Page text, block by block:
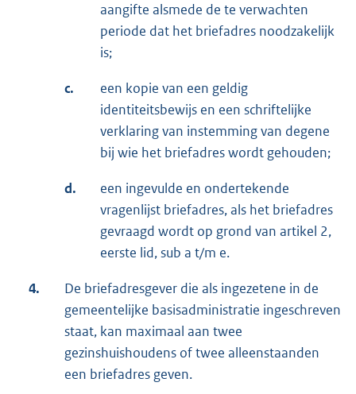
aangifte alsmede de te verwachten
periode dat het briefadres noodzakelijk
is;
c.
een kopie van een geldig
identiteitsbewijs en een schriftelijke
verklaring van instemming van degene
bij wie het briefadres wordt gehouden;
d.
een ingevulde en ondertekende
vragenlijst briefadres, als het briefadres
gevraagd wordt op grond van artikel 2,
eerste lid, sub a t/m e.
4.
De briefadresgever die als ingezetene in de
gemeentelijke basisadministratie ingeschreven
staat, kan maximaal aan twee
gezinshuishoudens of twee alleenstaanden
een briefadres geven.